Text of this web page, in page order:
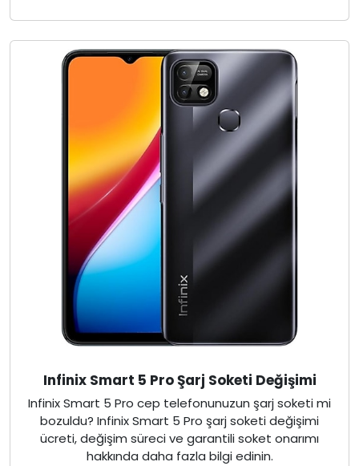
Infinix Smart 5 Pro Şarj Soketi Değişimi
Infinix Smart 5 Pro cep telefonunuzun şarj soketi mi
bozuldu? Infinix Smart 5 Pro şarj soketi değişimi
ücreti, değişim süreci ve garantili soket onarımı
hakkında daha fazla bilgi edinin.